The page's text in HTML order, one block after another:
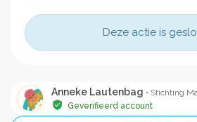
Deze actie is
Anneke Lautenbag • Stichting
Geverifieerd account